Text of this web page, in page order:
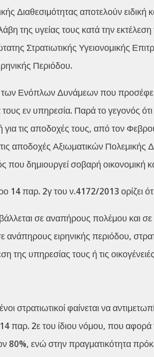
Διαθεσιμότητας αποτελούν ειδική
της υγείας τους κατά την εκτέλεση
Στρατιωτικής Υγειονομικής
Περιόδου.
των Ενόπλων Δυνάμεων που
τους εν υπηρεσία. Παρά το γεγονός
τις αποδοχές τους, από τον
αποδοχές Αξιωματικών Πολεμικής
που δημιουργεί σοβαρή οικονομική
14 παρ. 2γ του ν.4172/2013 ορίζει
σε αναπήρους πολέμου και σε
ανάπηρους ειρηνικής περιόδου,
της υπηρεσίας τους ή τις
στρατιωτικοί φαίνεται να
14 παρ. 2ε του ίδιου νόμου, που
80%, ενώ στην πραγματικότητα